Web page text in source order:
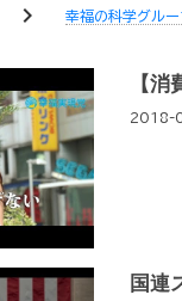
chevron_right 幸福の科学グルー
【
2018-
国連